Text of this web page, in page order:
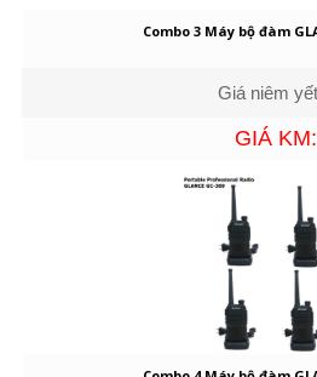
Combo 3 Máy bộ đàm
Giá niêm
GIÁ KM: